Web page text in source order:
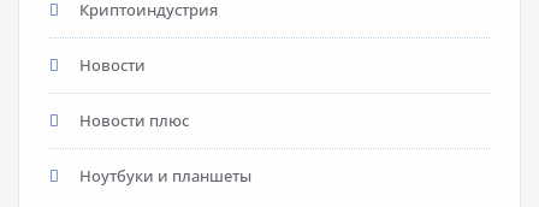
Криптоиндустрия
Новости
Новости плюс
Ноутбуки и планшеты